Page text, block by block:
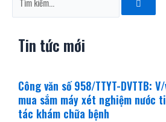
kiếm
Tin tức mới
Công văn số 958/TTYT-DVTTB:
mua sắm máy xét nghiệm nước
tác khám chữa bệnh